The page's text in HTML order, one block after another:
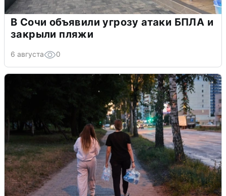
В Сочи объявили угрозу атаки БПЛА и
закрыли пляжи
6 августа 0